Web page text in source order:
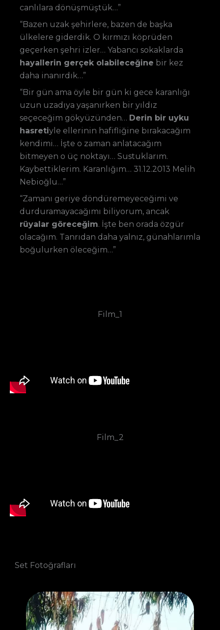
canlılara dönüşmüştük…”
“Bazen uzak şehirlere, bazen de başka
ülkelere giderdik. O kırmızı köprüden
geçerken şehri izler… Yabancı sokaklarda
hayallerin gerçek olabileceğine bir kez
daha inanırdık…”
“Bir gün ama öyle bir gün ki gece karanlığı
uzun uzadıya yaşanırken bir yıldız
seçeceğim gökyüzünden… Derin bir uyku
hasretiyle ellerinin hafifliğine bırakacağım
kendimi… İşte o zaman anlatacağım
bitmeyen o üç noktayı… Sustuklarım.
Kaybettiklerim. Karanlığım… 31.12.2013 Melih
Nebioğlu…”
“Zamanı geriye döndüremeyeceğimi ve
durduramayacağımı biliyorum, ancak
rüyalar göreceğim. İşte ben orada özgür
olacağım. Tanrıdan daha yalnız, günahlarımla
boğulurken öleceğim…”
Film_1
Film_2
Set Fotoğrafları